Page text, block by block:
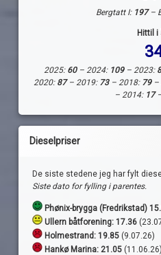
Bergtatt I: 197–
Hittil i
2025: 60– 2024: 109– 2023:
2020: 87– 2019: 73– 2018: 79–
– 2014: 17
Dieselpriser
De siste stedene jeg har fylt
Siste dato for fylling i parentes.
Phønix-brygga (Fredrikstad)
Ullern båtforening: 17.36
Holmestrand: 19.85 (9.07.26)
Hankø Marina: 21.05 (11.06.26)